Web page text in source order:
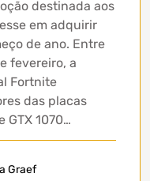
destinada aos
em adquirir
de ano. Entre
fevereiro, a
Fortnite
das placas
GTX 1070…
Graef